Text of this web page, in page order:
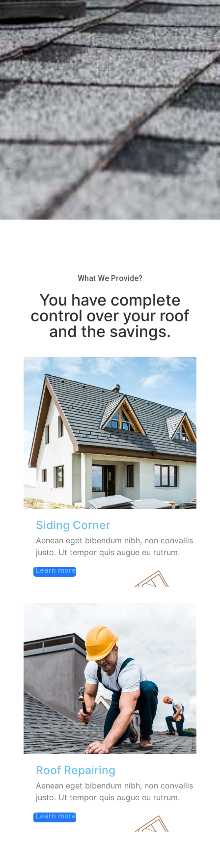
What We Provide?
You have complete
control over your roof
and the savings.
Siding Corner
Aenean eget bibendum nibh, non convallis
justo. Ut tempor quis augue eu rutrum.
Learn more
Roof Repairing
Aenean eget bibendum nibh, non convallis
justo. Ut tempor quis augue eu rutrum.
Learn more